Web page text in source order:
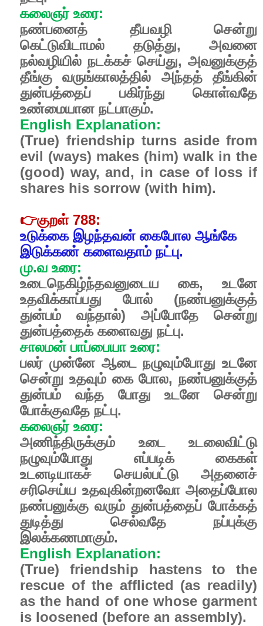
கலைஞர் உரை:
நண்பனைத் தீயவழி சென்று
கெட்டுவிடாமல் தடுத்து, அவனை
நல்வழியில் நடக்கச் செய்து, அவனுக்குத்
தீங்கு வருங்காலத்தில் அந்தத் தீங்கின்
துன்பத்தைப் பகிர்ந்து கொள்வதே
உண்மையான நட்பாகும்.
English Explanation:
(True) friendship turns aside from
evil (ways) makes (him) walk in the
(good) way, and, in case of loss if
shares his sorrow (with him).
👉குறள் 788:
உடுக்கை இழந்தவன் கைபோல ஆங்கே
இடுக்கண் களைவதாம் நட்பு.
மு.வ உரை:
உடைநெகிழ்ந்தவனுடைய கை, உடனே
உதவிக்காப்பது போல் (நண்பனுக்குத்
துன்பம் வந்தால்) அப்போதே சென்று
துன்பத்தைக் களைவது நட்பு.
சாலமன் பாப்பையா உரை:
பலர் முன்னே ஆடை நழுவும்போது உடனே
சென்று உதவும் கை போல, நண்பனுக்குத்
துன்பம் வந்த போது உடனே சென்று
போக்குவதே நட்பு.
கலைஞர் உரை:
அணிந்திருக்கும் உடை உடலைவிட்டு
நழுவும்போது எப்படிக் கைகள்
உடனடியாகச் செயல்பட்டு அதனைச்
சரிசெய்ய உதவுகின்றனவோ அதைப்போல
நண்பனுக்கு வரும் துன்பத்தைப் போக்கத்
துடித்து செல்வதே நப்புக்கு
இலக்கணமாகும்.
English Explanation:
(True) friendship hastens to the
rescue of the afflicted (as readily)
as the hand of one whose garment
is loosened (before an assembly).